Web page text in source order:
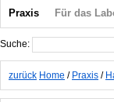
Praxis Für das
Suche:
zurück Home / Praxis /